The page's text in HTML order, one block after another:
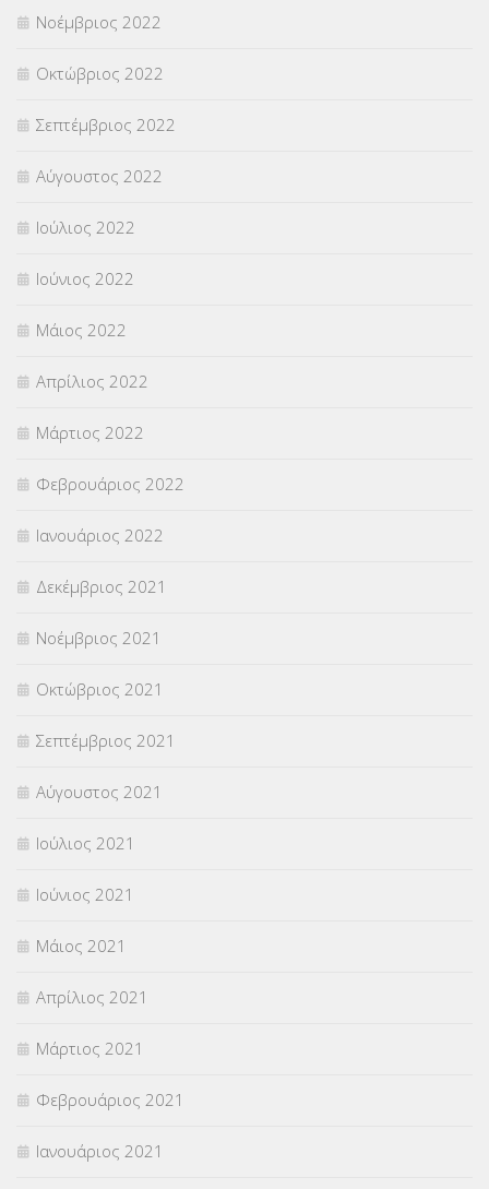
Νοέμβριος 2022
Οκτώβριος 2022
Σεπτέμβριος 2022
Αύγουστος 2022
Ιούλιος 2022
Ιούνιος 2022
Μάιος 2022
Απρίλιος 2022
Μάρτιος 2022
Φεβρουάριος 2022
Ιανουάριος 2022
Δεκέμβριος 2021
Νοέμβριος 2021
Οκτώβριος 2021
Σεπτέμβριος 2021
Αύγουστος 2021
Ιούλιος 2021
Ιούνιος 2021
Μάιος 2021
Απρίλιος 2021
Μάρτιος 2021
Φεβρουάριος 2021
Ιανουάριος 2021